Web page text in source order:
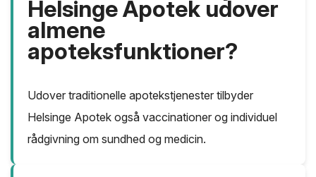
Helsinge Apotek udover
almene
apoteksfunktioner?
Udover traditionelle apotekstjenester tilbyder
Helsinge Apotek også vaccinationer og individuel
rådgivning om sundhed og medicin.